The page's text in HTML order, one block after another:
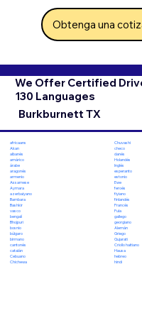
Obtenga una
We Offer Certified
130 Languages
Burkburnett TX
africaans
Akan
albanés
amárico
árabe
aragonés
armenio
Assamese
Aymara
azerbaiyano
Bambara
Bashkir
vasco
bengalí
Bhojpuri
bosnio
búlgaro
birmano
cantonés
catalán
Cebuano
Chichewa
Chuvashi
checo
danés
Holandés
Inglés
esperanto
estonio
Ewe
feroés
fiyiano
finlandés
Francés
Fula
gallego
georgiano
Alemán
Griego
Gujarati
Criollo haitiano
Hausa
hebreo
hindi